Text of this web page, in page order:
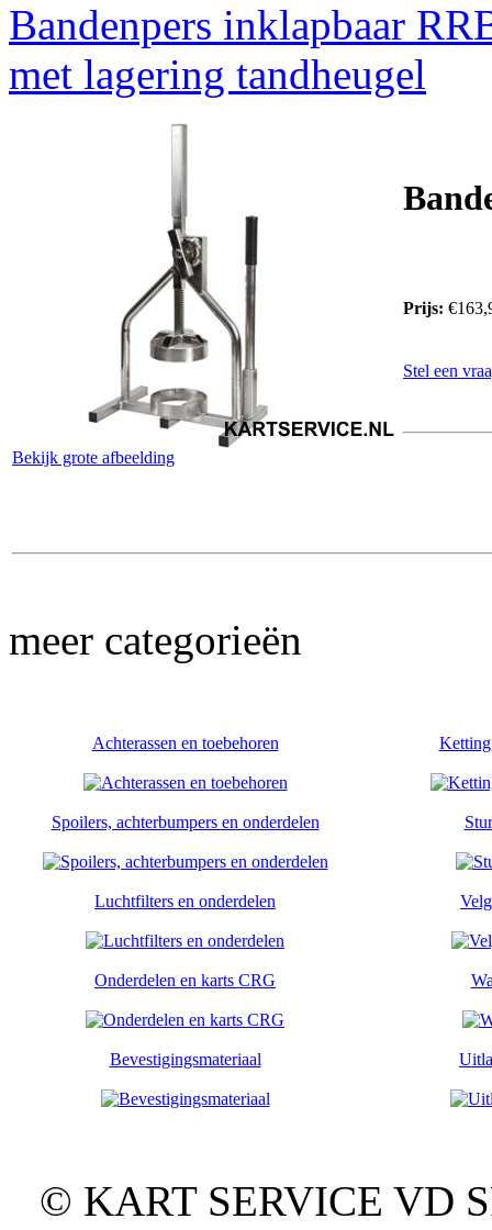
Bandenpers inklapbaar RR
met lagering tandheugel
Bekijk grote afbeelding
Prijs:
Stel een
meer categorieën
Achterassen en toebehoren
Spoilers, achterbumpers en onderdelen
Luchtfilters en onderdelen
Onderdelen en karts CRG
Bevestigingsmateriaal
© KART SERVICE VD